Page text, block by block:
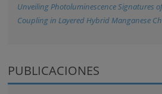
Unveiling Photoluminescence Signatures
Coupling in Layered Hybrid Manganese
PUBLICACIONES